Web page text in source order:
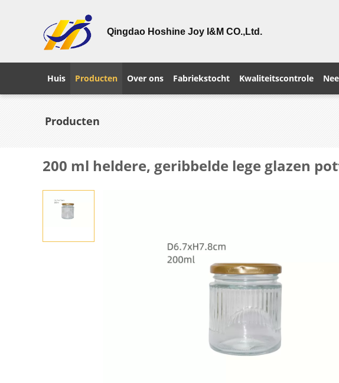
Qingdao Hoshine Joy I&M CO.,Ltd.
Huis Producten Over ons Fabriekstocht Kwaliteitscontrole
Producten
200 ml heldere, geribbelde lege glazen